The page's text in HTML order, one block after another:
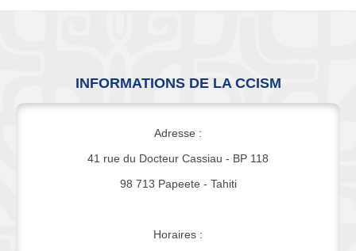
INFORMATIONS DE LA CCISM
Adresse :
41 rue du Docteur Cassiau - BP 118
98 713 Papeete - Tahiti
Horaires :